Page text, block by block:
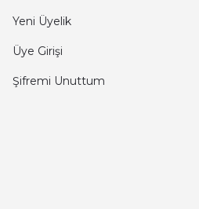
Yeni Üyelik
Üye Girişi
Şifremi Unuttum